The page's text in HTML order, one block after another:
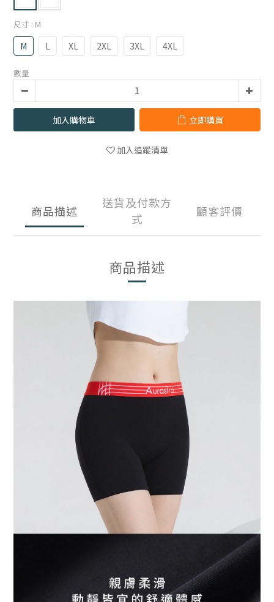
尺寸 : M
M L XL 2XL 3XL 4XL
數量
加入購物車 立即購買
加入追蹤清單
商品描述
送貨及付款方
式
顧客評價
商品描述